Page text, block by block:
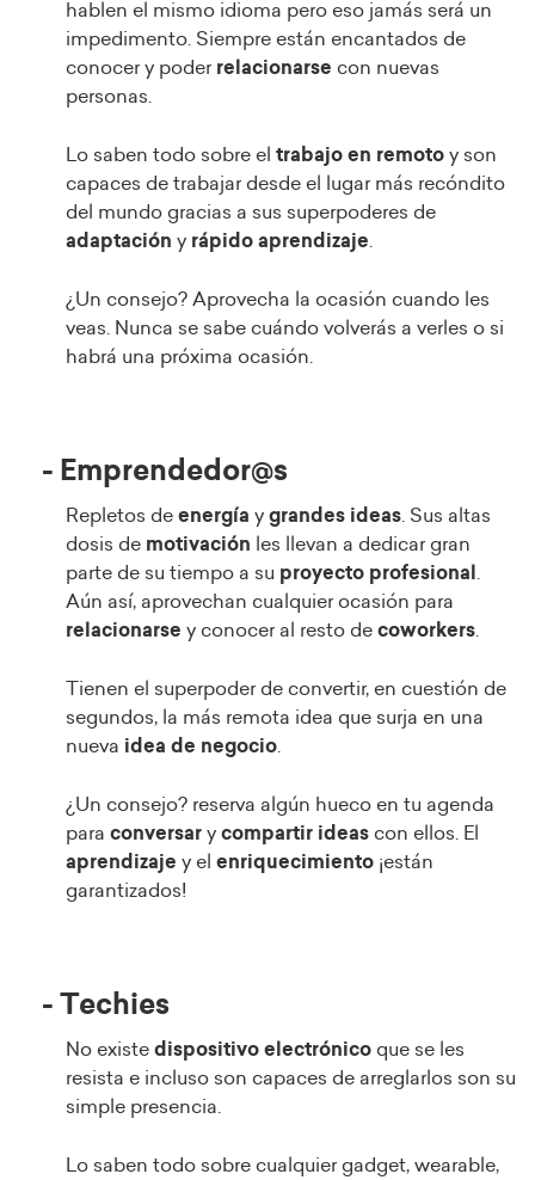
hablen el mismo idioma pero eso jamás será un
impedimento. Siempre están encantados de
conocer y poderrelacionarse con nuevas
personas.
Lo saben todo sobre el trabajo en remoto y son
capaces de trabajar desde el lugar más recóndito
del mundo gracias a sus superpoderes de
adaptación y rápido aprendizaje.
¿Un consejo? Aprovecha la ocasión cuando les
veas. Nunca se sabe cuándo volverás a verles o si
habrá una próxima ocasión.
- Emprendedor@s
Repletos de energía y grandes ideas. Sus altas
dosis de motivación les llevan a dedicar gran
parte de su tiempo a su proyecto profesional .
Aún así, aprovechan cualquier ocasión para
relacionarse y conocer al resto de coworkers.
Tienen el superpoder de convertir, en cuestión de
segundos, la más remota idea que surja en una
nueva idea de negocio.
¿Un consejo? reserva algún hueco en tu agenda
para conversar y compartir ideas con ellos. El
aprendizaje y el enriquecimiento ¡están
garantizados!
- Techies
No existe dispositivo electrónico que se les
resista e incluso son capaces de arreglarlos son su
simple presencia.
Lo saben todo sobre cualquier gadget, wearable,